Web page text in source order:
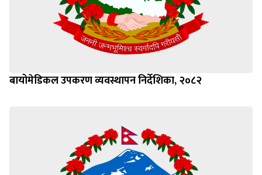
बायोमेडिकल उपकरण व्यवस्थापन निर्देशिका, २०८२